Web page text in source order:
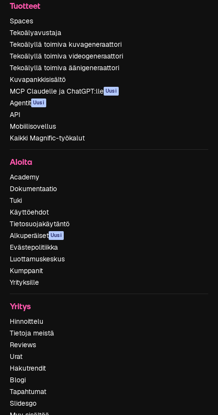
Tuotteet
Spaces
Tekoälyavustaja
Tekoälyllä toimiva kuvageneraattori
Tekoälyllä toimiva videogeneraattori
Tekoälyllä toimiva äänigeneraattori
Kuvapankkisisältö
MCP Claudelle ja ChatGPT:lle Uusi
Agentit Uusi
API
Mobiilisovellus
Kaikki Magnific-työkalut
Aloita
Academy
Dokumentaatio
Tuki
Käyttöehdot
Tietosuojakäytäntö
Alkuperäiset Uusi
Evästepolitiikka
Luottamuskeskus
Kumppanit
Yrityksille
Yritys
Hinnoittelu
Tietoja meistä
Reviews
Urat
Hakutrendit
Blogi
Tapahtumat
Slidesgo